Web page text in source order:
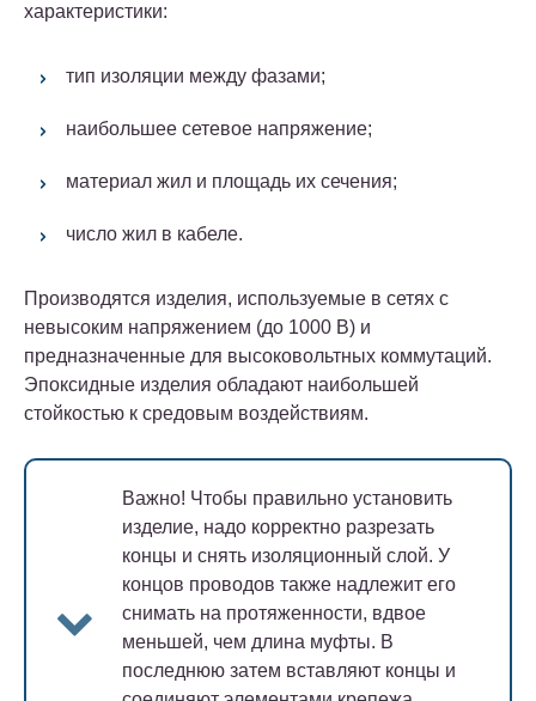
характеристики:
тип изоляции между фазами;
наибольшее сетевое напряжение;
материал жил и площадь их сечения;
число жил в кабеле.
Производятся изделия, используемые в сетях с
невысоким напряжением (до 1000 В) и
предназначенные для высоковольтных коммутаций.
Эпоксидные изделия обладают наибольшей
стойкостью к средовым воздействиям.
Важно! Чтобы правильно установить
изделие, надо корректно разрезать
концы и снять изоляционный слой. У
концов проводов также надлежит его
снимать на протяженности, вдвое
меньшей, чем длина муфты. В
последнюю затем вставляют концы и